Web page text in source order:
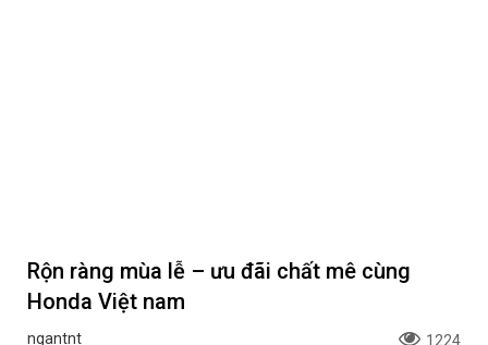
Rộn ràng mùa lễ – ưu đãi chất mê cùng
Honda Việt nam
ngantnt 1224